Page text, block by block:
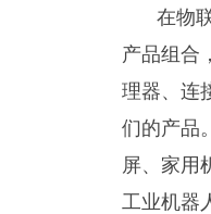
在物
产品组合
理器、连
们的产品
屏、家用
工业机器